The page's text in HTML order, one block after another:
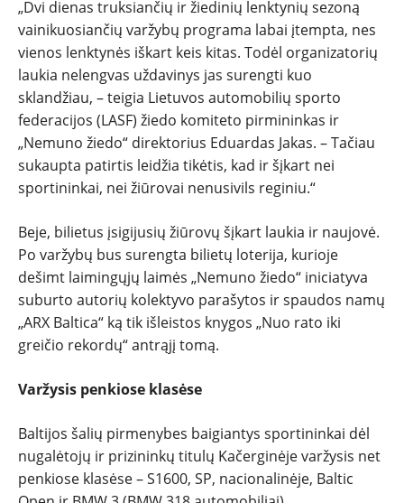
„Dvi dienas truksiančių ir žiedinių lenktynių sezoną
vainikuosiančių varžybų programa labai įtempta, nes
vienos lenktynės iškart keis kitas. Todėl organizatorių
laukia nelengvas uždavinys jas surengti kuo
sklandžiau, – teigia Lietuvos automobilių sporto
federacijos (LASF) žiedo komiteto pirmininkas ir
„Nemuno žiedo“ direktorius Eduardas Jakas. – Tačiau
sukaupta patirtis leidžia tikėtis, kad ir šįkart nei
sportininkai, nei žiūrovai nenusivils reginiu.“
Beje, bilietus įsigijusių žiūrovų šįkart laukia ir naujovė.
Po varžybų bus surengta bilietų loterija, kurioje
dešimt laimingųjų laimės „Nemuno žiedo“ iniciatyva
suburto autorių kolektyvo parašytos ir spaudos namų
„ARX Baltica“ ką tik išleistos knygos „Nuo rato iki
greičio rekordų“ antrąjį tomą.
Varžysis penkiose klasėse
Baltijos šalių pirmenybes baigiantys sportininkai dėl
nugalėtojų ir prizininkų titulų Kačerginėje varžysis net
penkiose klasėse – S1600, SP, nacionalinėje, Baltic